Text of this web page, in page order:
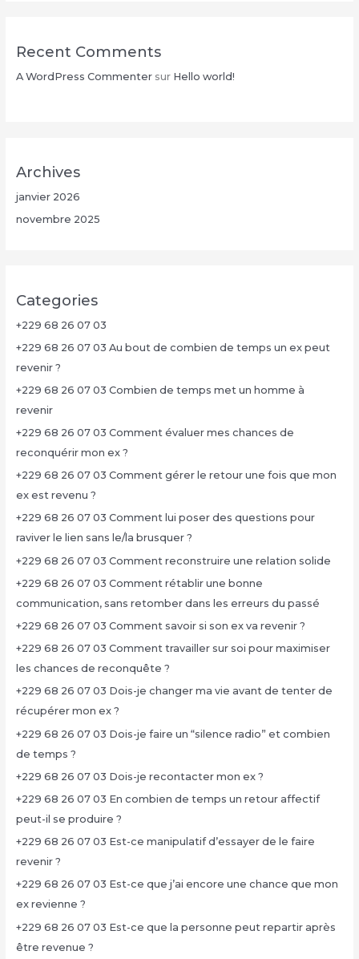
Recent Comments
A WordPress Commentersur Hello world!
Archives
janvier 2026
novembre 2025
Categories
+229 68 26 07 03
+229 68 26 07 03 Au bout de combien de temps un ex peut
revenir ?
+229 68 26 07 03 Combien de temps met un homme à
revenir
+229 68 26 07 03 Comment évaluer mes chances de
reconquérir mon ex ?
+229 68 26 07 03 Comment gérer le retour une fois que mon
ex est revenu ?
+229 68 26 07 03 Comment lui poser des questions pour
raviver le lien sans le/la brusquer ?
+229 68 26 07 03 Comment reconstruire une relation solide
+229 68 26 07 03 Comment rétablir une bonne
communication, sans retomber dans les erreurs du passé
+229 68 26 07 03 Comment savoir si son ex va revenir ?
+229 68 26 07 03 Comment travailler sur soi pour maximiser
les chances de reconquête ?
+229 68 26 07 03 Dois-je changer ma vie avant de tenter de
récupérer mon ex ?
+229 68 26 07 03 Dois-je faire un “silence radio” et combien
de temps ?
+229 68 26 07 03 Dois-je recontacter mon ex ?
+229 68 26 07 03 En combien de temps un retour affectif
peut-il se produire ?
+229 68 26 07 03 Est-ce manipulatif d’essayer de le faire
revenir ?
+229 68 26 07 03 Est-ce que j’ai encore une chance que mon
ex revienne ?
+229 68 26 07 03 Est-ce que la personne peut repartir après
être revenue ?